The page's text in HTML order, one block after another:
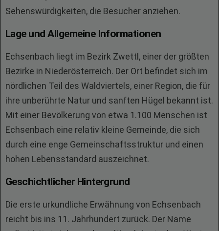
Sehenswürdigkeiten, die Besucher anziehen.
Lage und Allgemeine Informationen
Echsenbach liegt im Bezirk Zwettl, einer der größten
Bezirke in Niederösterreich. Der Ort befindet sich im
nördlichen Teil des Waldviertels, einer Region, die für
ihre unberührte Natur und sanften Hügel bekannt ist.
Mit einer Bevölkerung von etwa 1.100 Menschen ist
Echsenbach eine relativ kleine Gemeinde, die sich
durch eine enge Gemeinschaftsstruktur und einen
hohen Lebensstandard auszeichnet.
Geschichtlicher Hintergrund
Die erste urkundliche Erwähnung von Echsenbach
reicht bis ins 11. Jahrhundert zurück. Der Name